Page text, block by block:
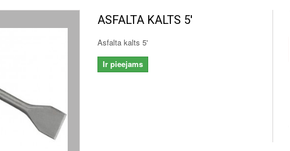
ASFALTA KALTS 5'
Asfalta kalts 5'
Ir pieejams